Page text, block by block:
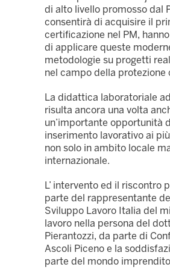
di alto livello promosso dal
consentirà di acquisire il
certificazione nel PM,
di applicare queste
metodologie su progetti
nel campo della protezione
La didattica laboratoriale
risulta ancora una volta
un’importante opportunità
inserimento lavorativo ai
non solo in ambito locale
internazionale.
L’ intervento ed il riscontro
parte del rappresentante
Sviluppo Lavoro Italia del
lavoro nella persona del
Pierantozzi, da parte di
Ascoli Piceno e la
parte del mondo